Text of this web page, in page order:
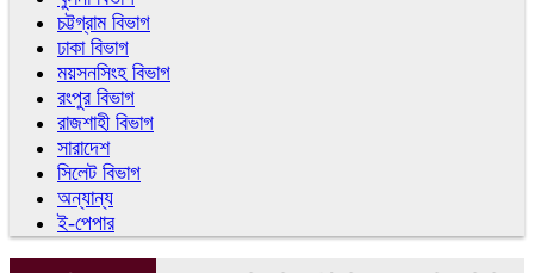
চট্টগ্রাম বিভাগ
ঢাকা বিভাগ
ময়সনসিংহ বিভাগ
রংপুর বিভাগ
রাজশাহী বিভাগ
সারাদেশ
সিলেট বিভাগ
অন্যান্য
ই-পেপার